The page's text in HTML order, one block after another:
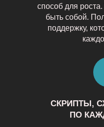
способ для
быть собой.
поддержку,
СКРИПТЫ,
ПО